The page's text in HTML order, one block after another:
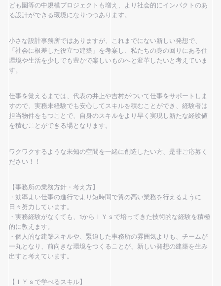
ども園等の中規模プロジェクトも増え、より社会的にインパクトのあ
る設計ができる環境になりつつあります。
小さな設計事務所ではありますが、これまでにない新しい発想で、
「社会に根差した役立つ建築」を考案し、私たちの身の回りにある住
環境や生活を少しでも豊かで楽しいものへと変革したいと考えていま
す。
仕事を覚えるまでは、代表の井上や吉村がついて仕事をサポートしま
すので、実務未経験でも安心してスキルを積むことができ、経験者は
担当物件をもつことで、自身のスキルをより早く実現し新たな経験値
を積むことができる場となります。
ワクワクするような未知の空間を一緒に創造したい方、是非ご応募く
ださい！！
【事務所の業務方針・考え方】
・効率よい仕事の進行でより短時間で質の高い業務を行えるように
日々努力しています。
・実務経験がなくても、1からＩＹｓで培ってきた技術的な経験を積極
的に教えます。
・個人的な建築スキルや、緊迫した事務所の雰囲気よりも、チームが
一丸となり、前向きな環境をつくることが、新しい発想の建築を生み
出すと考えています。
【ＩＹｓで学べるスキル】